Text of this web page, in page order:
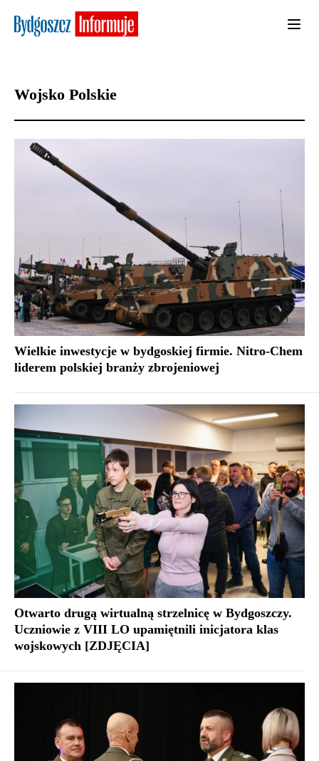
Wojsko Polskie
Wielkie inwestycje w bydgoskiej firmie. Nitro-Chem
liderem polskiej branży zbrojeniowej
Otwarto drugą wirtualną strzelnicę w Bydgoszczy.
Uczniowie z VIII LO upamiętnili inicjatora klas
wojskowych [ZDJĘCIA]